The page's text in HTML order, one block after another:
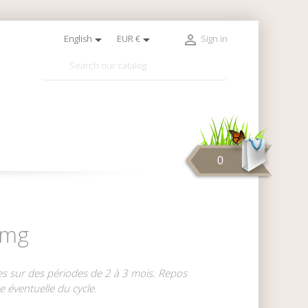
English EUR €  Sign in
0
sur des périodes de 2 à 3 mois. Repos
éventuelle du cycle.